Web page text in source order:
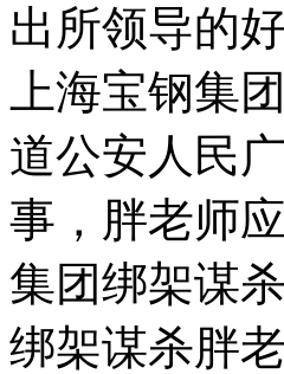
出所领导的好
上海宝钢集
道公安人民
事，胖老师
集团绑架谋
绑架谋杀胖